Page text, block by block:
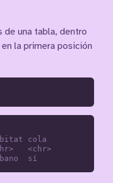
de una tabla, dentro
la primera posición
cola
<chr>